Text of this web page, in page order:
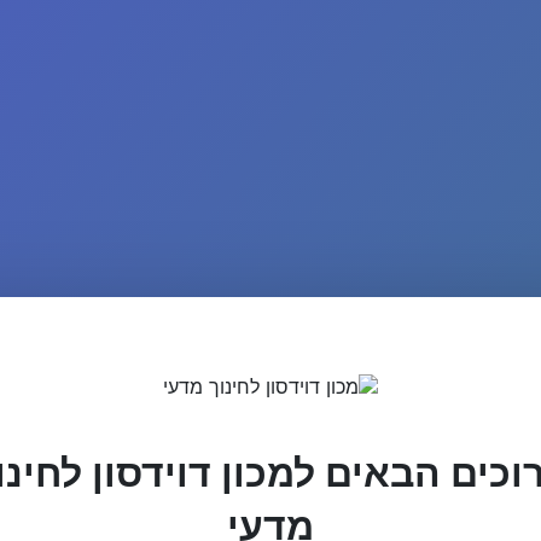
הבאים למכון דוידסון
מדעי